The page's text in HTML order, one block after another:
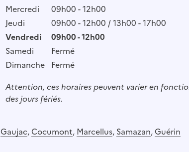
Mercredi
09h00 - 12h00
Jeudi
09h00 - 12h00 / 13h00 - 17h00
Vendredi
09h00 - 12h00
Samedi
Fermé
Dimanche Fermé
Attention, ces horaires peuvent varier en
des jours fériés.
Gaujac, Cocumont, Marcellus, Samazan,Guérin